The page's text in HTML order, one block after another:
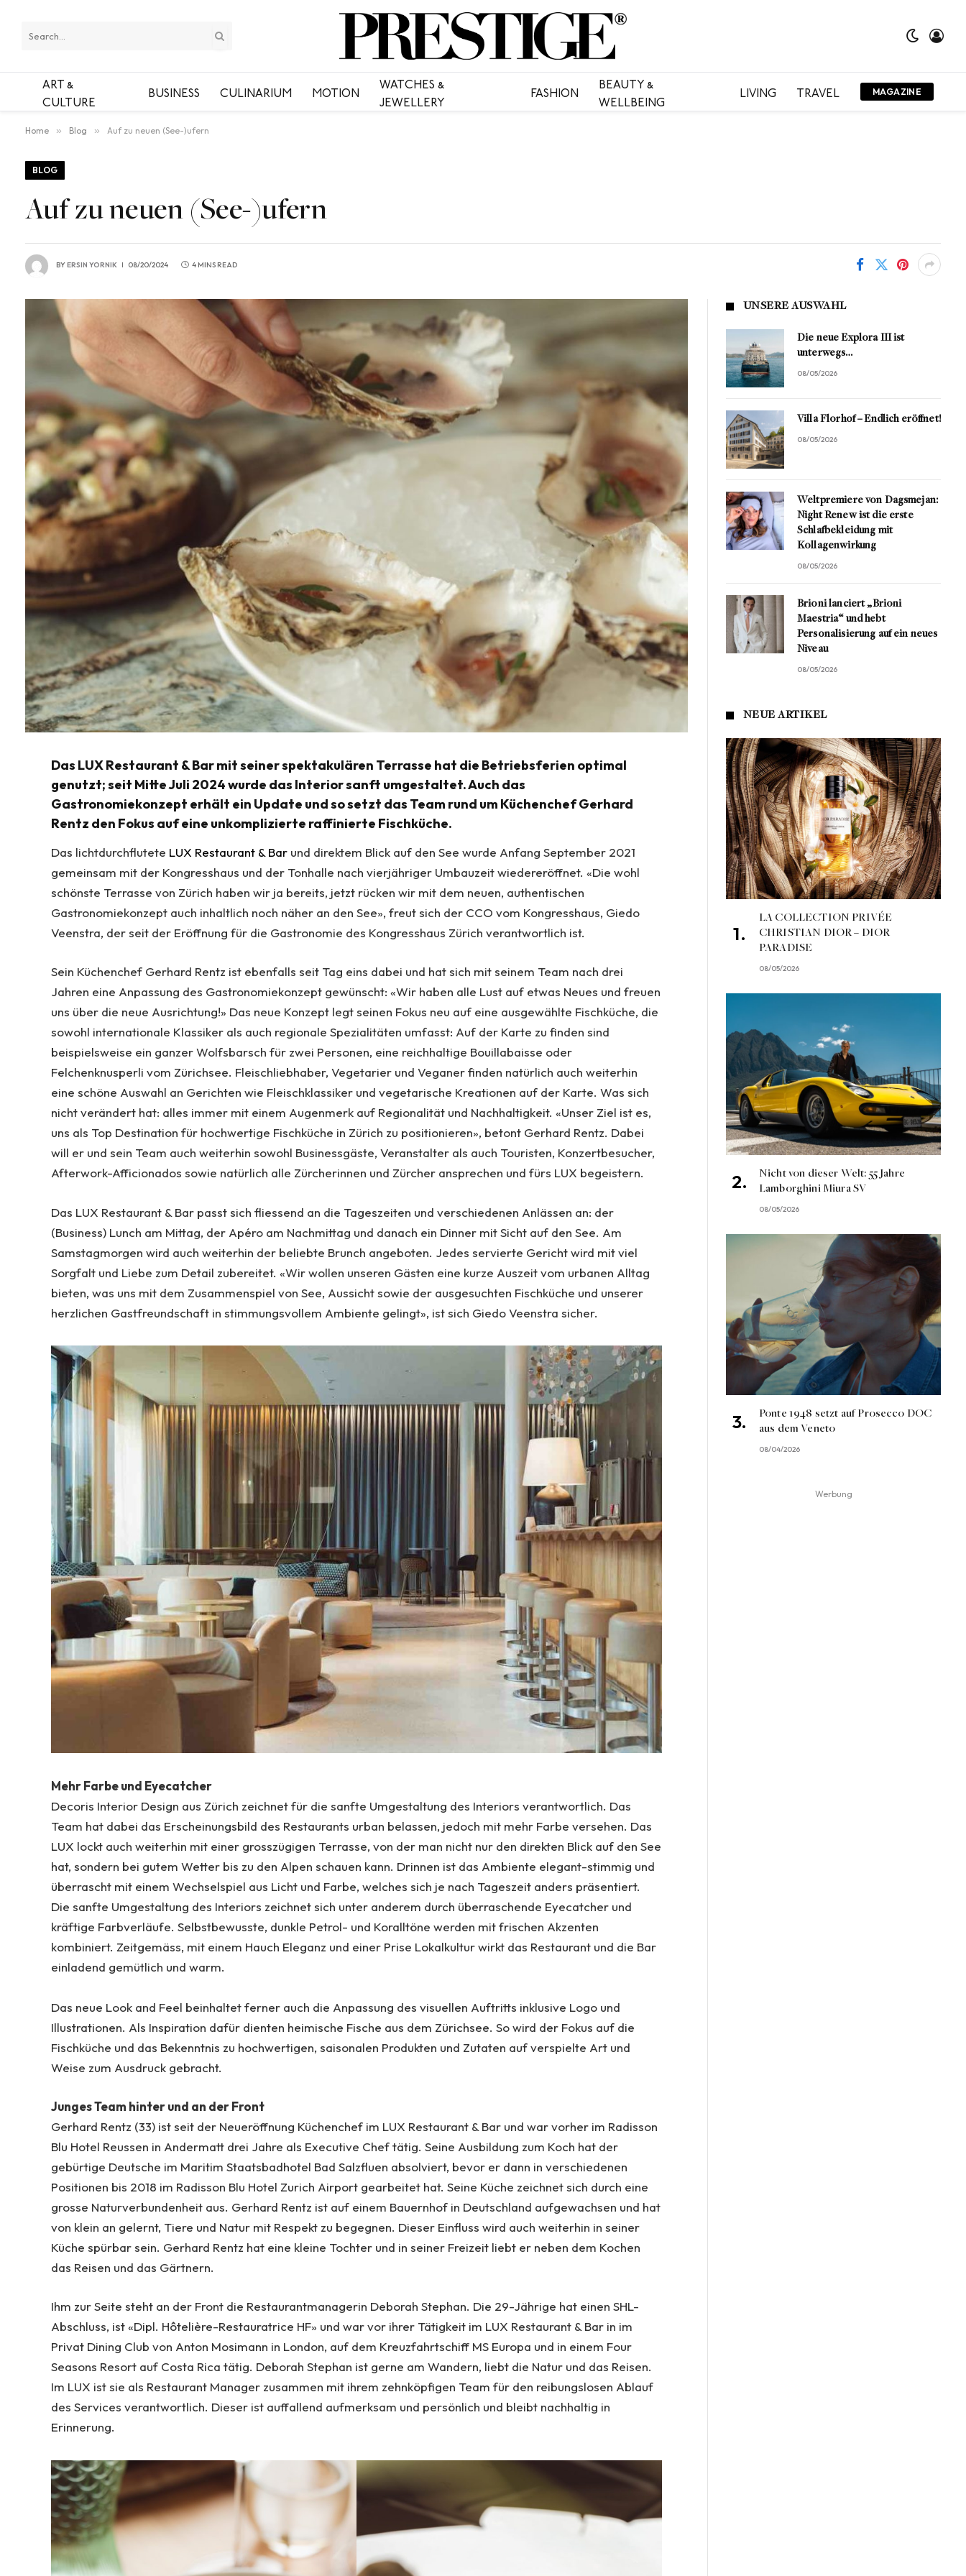
ART &
CULTURE
BUSINESS CULINARIUM MOTION
WATCHES &
JEWELLERY
FASHION
BEAUTY &
WELLBEING
LIVING TRAVEL MAGAZINE
Home » Blog » Auf zu neuen (See-)ufern
BLOG
Auf zu neuen (See-)ufern
BYERSIN YORNIK 08/20/2024 4 MINS READ
Das LUX Restaurant & Bar mit seiner spektakulären Terrasse hat die Betriebsferien optimal
genutzt; seit Mitte Juli 2024 wurde das Interior sanft umgestaltet. Auch das
Gastronomiekonzept erhält ein Update und so setzt das Team rund um Küchenchef Gerhard
Rentz den Fokus auf eine unkomplizierte raffinierte Fischküche.
Das lichtdurchflutete LUX Restaurant & Bar und direktem Blick auf den See wurde Anfang September 2021
gemeinsam mit der Kongresshaus und der Tonhalle nach vierjähriger Umbauzeit wiedereröffnet. «Die wohl
schönste Terrasse von Zürich haben wir ja bereits, jetzt rücken wir mit dem neuen, authentischen
Gastronomiekonzept auch inhaltlich noch näher an den See», freut sich der CCO vom Kongresshaus, Giedo
Veenstra, der seit der Eröffnung für die Gastronomie des Kongresshaus Zürich verantwortlich ist.
Sein Küchenchef Gerhard Rentz ist ebenfalls seit Tag eins dabei und hat sich mit seinem Team nach drei
Jahren eine Anpassung des Gastronomiekonzept gewünscht: «Wir haben alle Lust auf etwas Neues und freuen
uns über die neue Ausrichtung!» Das neue Konzept legt seinen Fokus neu auf eine ausgewählte Fischküche, die
sowohl internationale Klassiker als auch regionale Spezialitäten umfasst: Auf der Karte zu finden sind
beispielsweise ein ganzer Wolfsbarsch für zwei Personen, eine reichhaltige Bouillabaisse oder
Felchenknusperli vom Zürichsee. Fleischliebhaber, Vegetarier und Veganer finden natürlich auch weiterhin
eine schöne Auswahl an Gerichten wie Fleischklassiker und vegetarische Kreationen auf der Karte. Was sich
nicht verändert hat: alles immer mit einem Augenmerk auf Regionalität und Nachhaltigkeit. «Unser Ziel ist es,
uns als Top Destination für hochwertige Fischküche in Zürich zu positionieren», betont Gerhard Rentz. Dabei
will er und sein Team auch weiterhin sowohl Businessgäste, Veranstalter als auch Touristen, Konzertbesucher,
Afterwork-Afficionados sowie natürlich alle Zürcherinnen und Zürcher ansprechen und fürs LUX begeistern.
Das LUX Restaurant & Bar passt sich fliessend an die Tageszeiten und verschiedenen Anlässen an: der
(Business) Lunch am Mittag, der Apéro am Nachmittag und danach ein Dinner mit Sicht auf den See. Am
Samstagmorgen wird auch weiterhin der beliebte Brunch angeboten. Jedes servierte Gericht wird mit viel
Sorgfalt und Liebe zum Detail zubereitet. «Wir wollen unseren Gästen eine kurze Auszeit vom urbanen Alltag
bieten, was uns mit dem Zusammenspiel von See, Aussicht sowie der ausgesuchten Fischküche und unserer
herzlichen Gastfreundschaft in stimmungsvollem Ambiente gelingt», ist sich Giedo Veenstra sicher.
Mehr Farbe und Eyecatcher
Decoris Interior Design aus Zürich zeichnet für die sanfte Umgestaltung des Interiors verantwortlich. Das
Team hat dabei das Erscheinungsbild des Restaurants urban belassen, jedoch mit mehr Farbe versehen. Das
LUX lockt auch weiterhin mit einer grosszügigen Terrasse, von der man nicht nur den direkten Blick auf den See
hat, sondern bei gutem Wetter bis zu den Alpen schauen kann. Drinnen ist das Ambiente elegant-stimmig und
überrascht mit einem Wechselspiel aus Licht und Farbe, welches sich je nach Tageszeit anders präsentiert.
Die sanfte Umgestaltung des Interiors zeichnet sich unter anderem durch überraschende Eyecatcher und
kräftige Farbverläufe. Selbstbewusste, dunkle Petrol- und Koralltöne werden mit frischen Akzenten
kombiniert. Zeitgemäss, mit einem Hauch Eleganz und einer Prise Lokalkultur wirkt das Restaurant und die Bar
einladend gemütlich und warm.
Das neue Look and Feel beinhaltet ferner auch die Anpassung des visuellen Auftritts inklusive Logo und
Illustrationen. Als Inspiration dafür dienten heimische Fische aus dem Zürichsee. So wird der Fokus auf die
Fischküche und das Bekenntnis zu hochwertigen, saisonalen Produkten und Zutaten auf verspielte Art und
Weise zum Ausdruck gebracht.
Junges Team hinter und an der Front
Gerhard Rentz (33) ist seit der Neueröffnung Küchenchef im LUX Restaurant & Bar und war vorher im Radisson
Blu Hotel Reussen in Andermatt drei Jahre als Executive Chef tätig. Seine Ausbildung zum Koch hat der
gebürtige Deutsche im Maritim Staatsbadhotel Bad Salzfluen absolviert, bevor er dann in verschiedenen
Positionen bis 2018 im Radisson Blu Hotel Zurich Airport gearbeitet hat. Seine Küche zeichnet sich durch eine
grosse Naturverbundenheit aus. Gerhard Rentz ist auf einem Bauernhof in Deutschland aufgewachsen und hat
von klein an gelernt, Tiere und Natur mit Respekt zu begegnen. Dieser Einfluss wird auch weiterhin in seiner
Küche spürbar sein. Gerhard Rentz hat eine kleine Tochter und in seiner Freizeit liebt er neben dem Kochen
das Reisen und das Gärtnern.
Ihm zur Seite steht an der Front die Restaurantmanagerin Deborah Stephan. Die 29-Jährige hat einen SHL-
Abschluss, ist «Dipl. Hôtelière-Restauratrice HF» und war vor ihrer Tätigkeit im LUX Restaurant & Bar in im
Privat Dining Club von Anton Mosimann in London, auf dem Kreuzfahrtschiff MS Europa und in einem Four
Seasons Resort auf Costa Rica tätig. Deborah Stephan ist gerne am Wandern, liebt die Natur und das Reisen.
Im LUX ist sie als Restaurant Manager zusammen mit ihrem zehnköpfigen Team für den reibungslosen Ablauf
des Services verantwortlich. Dieser ist auffallend aufmerksam und persönlich und bleibt nachhaltig in
Erinnerung.
UNSERE AUSWAHL
Die neue Explora III ist
unterwegs…
08/05/2026
Villa Florhof – Endlich eröffnet!
08/05/2026
Weltpremiere von Dagsmejan:
Night Renew ist die erste
Schlafbekleidung mit
Kollagenwirkung
08/05/2026
Brioni lanciert „Brioni
Maestria“ und hebt
Personalisierung auf ein neues
Niveau
08/05/2026
NEUE ARTIKEL
LA COLLECTION PRIVÉE
CHRISTIAN DIOR – DIOR
PARADISE
08/05/2026
Nicht von dieser Welt: 55 Jahre
Lamborghini Miura SV
08/05/2026
Ponte 1948 setzt auf Prosecco DOC
aus dem Veneto
08/04/2026
Werbung